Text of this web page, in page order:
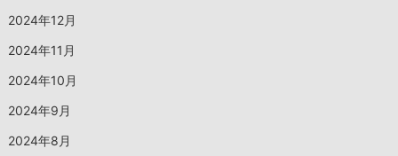
2024年12月
2024年11月
2024年10月
2024年9月
2024年8月